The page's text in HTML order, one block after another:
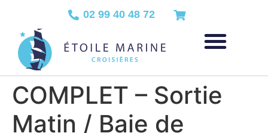
02 99 40 48 72
COMPLET – Sortie
Matin / Baie de